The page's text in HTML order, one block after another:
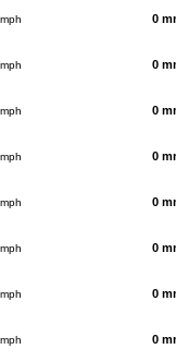
mph 0
mph 0
mph 0
mph 0
mph 0
mph 0
mph 0
mph 0